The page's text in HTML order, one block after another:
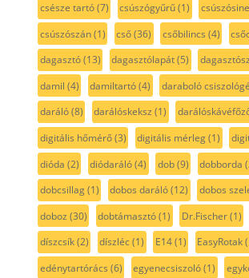
csésze tartó(7) csúszógyűrű(1)
csúszószán(1) cső(36) csőbilincs (4)
dagasztó(13) dagasztólapát(5)
damil (4) damiltartó(4) daraboló
daráló(8) darálóskeksz (1)
digitális hőmérő(3) digitális mérleg(1)
dióda (2) diódaráló(4) dob(9) dobborda
dobcsillag(1) dobos daráló(12) dobos
doboz (30) dobtámasztó(1) Dr.Fischer(1)
díszcsík(2) díszléc(1) E14(1) EasyRotak
edénytartórács (6) egyenecsiszoló(1)